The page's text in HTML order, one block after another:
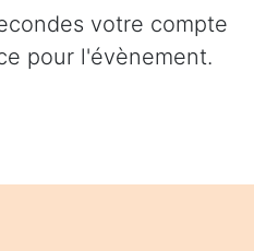
votre compte
pour l'évènement.